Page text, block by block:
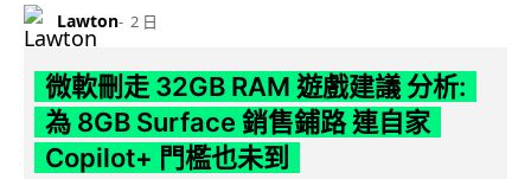
Lawton 2 日
微軟刪走 32GB RAM 遊戲建議 分析:
為 8GB Surface 銷售鋪路 連自家
Copilot+ 門檻也未到